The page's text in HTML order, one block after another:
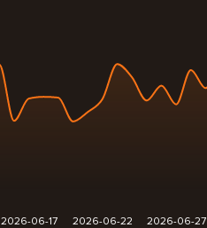
2026-06-17 2026-06-22 2026-06-27